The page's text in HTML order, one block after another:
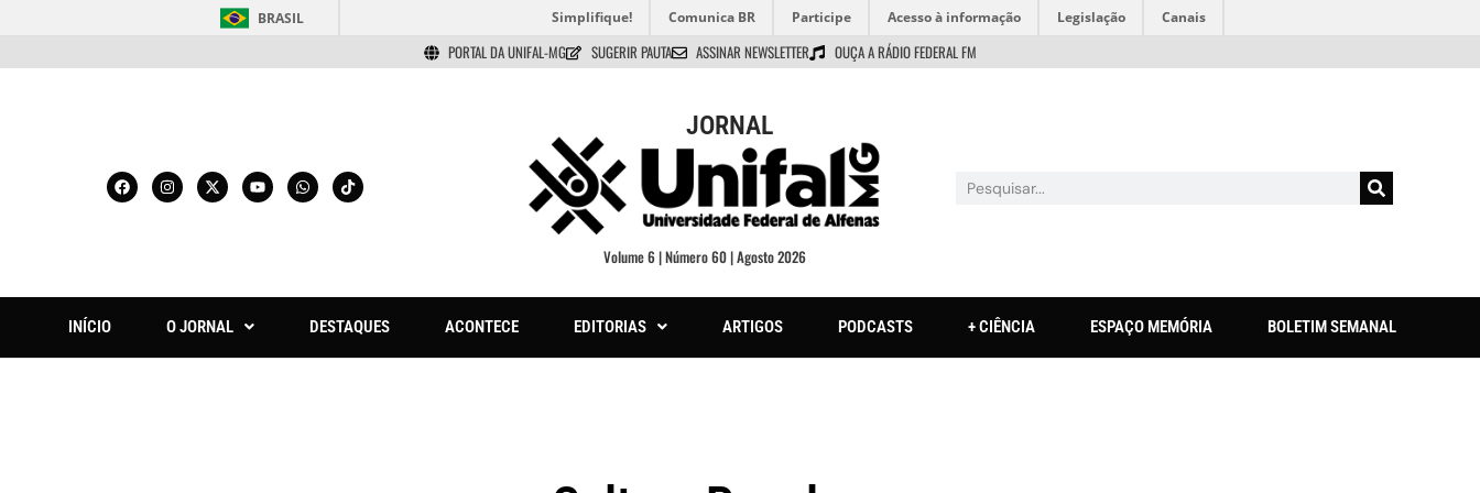
BRASIL Simplifique! Comunica BR Participe Acesso à informação Legislação Canais
PORTAL DA UNIFAL-MG SUGERIR PAUTA ASSINAR NEWSLETTER OUÇA A RÁDIO FEDERAL FM
JORNAL
Volume 6 | Número 60 | Agosto 2026
INÍCIO O JORNAL DESTAQUES ACONTECE EDITORIAS ARTIGOS PODCASTS + CIÊNCIA ESPAÇO MEMÓRIA BOLETIM SEMANAL